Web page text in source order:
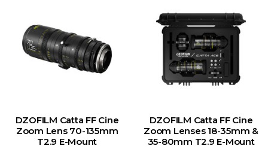
DZOFILM Catta FF Cine
Zoom Lens 70-135mm
T2.9 E-Mount
DZOFILM Catta FF Cine
Zoom Lenses 18-35mm &
35-80mm T2.9 E-Mount